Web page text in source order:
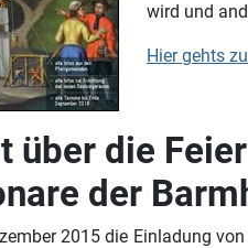
wird und
Hier gehts
über die
der
2015 die Einladung